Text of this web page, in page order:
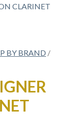
BY BRAND /